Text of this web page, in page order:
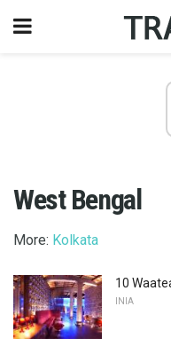
West Bengal
More: Kolkata
10
INIA